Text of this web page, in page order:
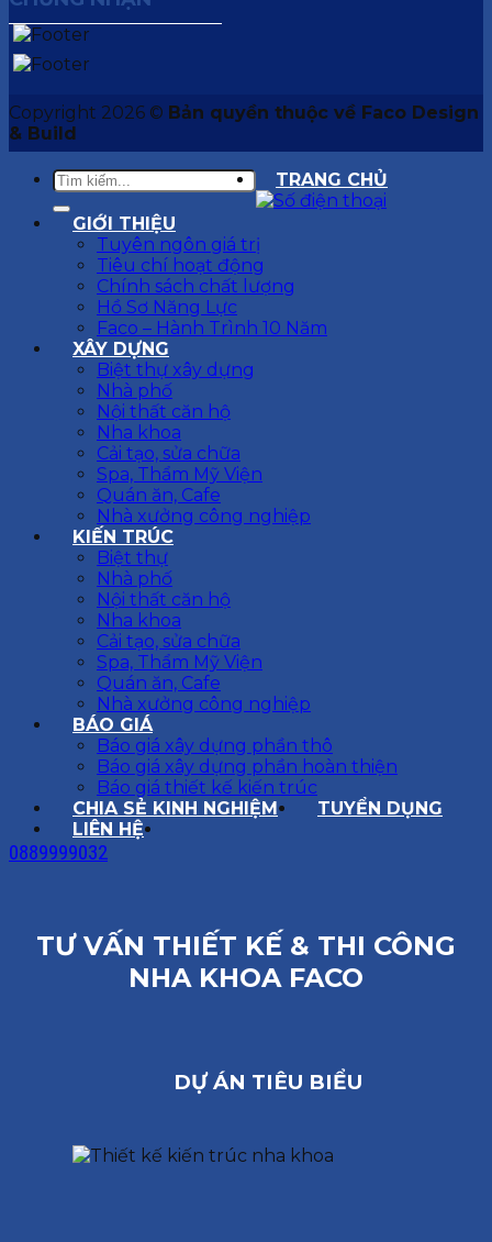
Copyright 2026 © Bản quyền thuộc về Faco Design
& Build
TRANG CHỦ
GIỚI THIỆU
Tuyên ngôn giá trị
Tiêu chí hoạt động
Chính sách chất lượng
Hồ Sơ Năng Lực
Faco – Hành Trình 10 Năm
XÂY DỰNG
Biệt thự xây dựng
Nhà phố
Nội thất căn hộ
Nha khoa
Cải tạo, sửa chữa
Spa, Thẩm Mỹ Viện
Quán ăn, Cafe
Nhà xưởng công nghiệp
KIẾN TRÚC
Biệt thự
Nhà phố
Nội thất căn hộ
Nha khoa
Cải tạo, sửa chữa
Spa, Thẩm Mỹ Viện
Quán ăn, Cafe
Nhà xưởng công nghiệp
BÁO GIÁ
Báo giá xây dựng phần thô
Báo giá xây dựng phần hoàn thiện
Báo giá thiết kế kiến trúc
CHIA SẺ KINH NGHIỆM
TUYỂN DỤNG
LIÊN HỆ
0889999032
TƯ VẤN THIẾT KẾ & THI CÔNG
NHA KHOA FACO
DỰ ÁN TIÊU BIỂU